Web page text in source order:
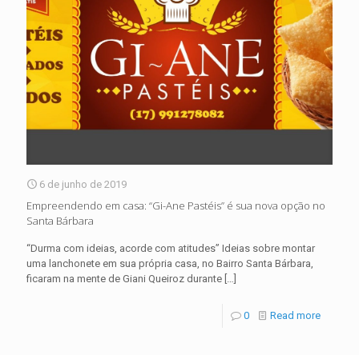
6 de junho de 2019
Empreendendo em casa: “Gi-Ane Pastéis” é sua nova opção no
Santa Bárbara
“Durma com ideias, acorde com atitudes” Ideias sobre montar
uma lanchonete em sua própria casa, no Bairro Santa Bárbara,
ficaram na mente de Giani Queiroz durante […]
0 Read more